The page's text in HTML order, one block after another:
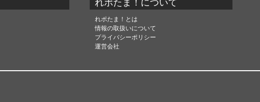
れポたま！について
れポたま！とは
情報の取扱いについて
プライバシーポリシー
運営会社